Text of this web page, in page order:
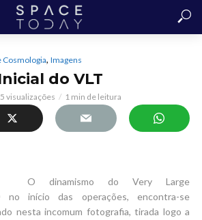
, Imagens
do VLT
visualizações 1 min de leitura
O dinamismo do Very Large
no início das operações, encontra-se
nesta incomum fotografia, tirada logo a